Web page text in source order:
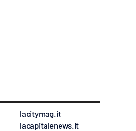
lacitymag.it
lacapitalenews.it